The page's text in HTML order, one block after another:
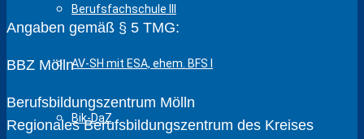
Berufsfachschule III
AV-SH mit ESA, ehem. BFS I
Bik-DaZ
Angaben gemäß § 5 TMG:
BBZ Mölln
Berufsbildungszentrum Mölln
Regionales Berufsbildungszentrum des Kreises